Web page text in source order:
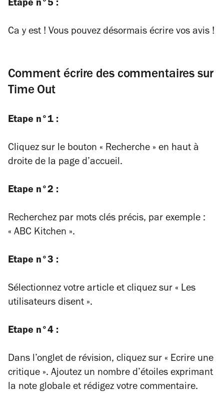
Etape n°5 :
Ca y est ! Vous pouvez désormais écrire vos avis !
Comment écrire des commentaires sur
Time Out
Etape n°1 :
Cliquez sur le bouton « Recherche » en haut à
droite de la page d’accueil.
Etape n°2 :
Recherchez par mots clés précis, par exemple :
« ABC Kitchen ».
Etape n°3 :
Sélectionnez votre article et cliquez sur « Les
utilisateurs disent ».
Etape n°4 :
Dans l’onglet de révision, cliquez sur « Ecrire une
critique ». Ajoutez un nombre d’étoiles exprimant
la note globale et rédigez votre commentaire.